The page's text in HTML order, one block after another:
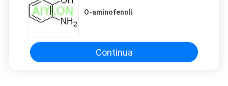
O-aminofenoli
Continua